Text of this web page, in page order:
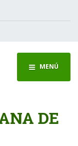
MENÚ
DE